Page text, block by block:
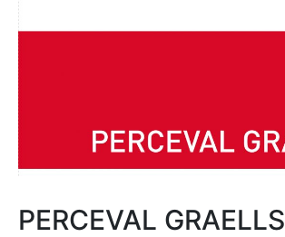
PERCEVAL GRAELLS